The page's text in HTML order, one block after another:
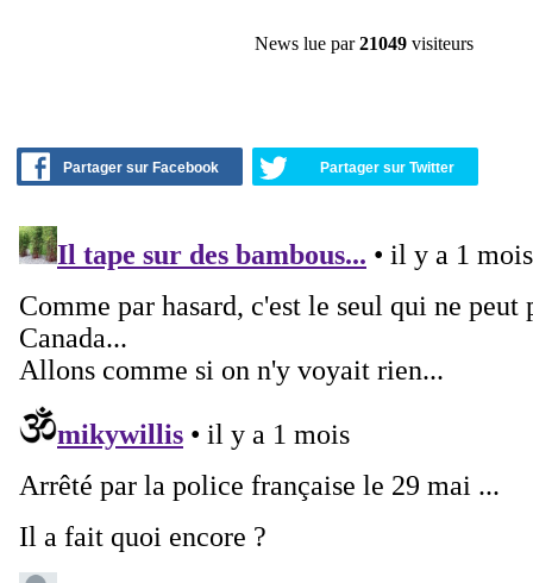
News lue par21049 visiteurs
Partager sur Facebook Partager sur Twitter